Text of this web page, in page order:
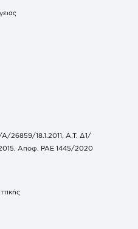
26859/18.1.2011, Α.Τ. Δ1/
Αποφ. ΡΑΕ 1445/2020